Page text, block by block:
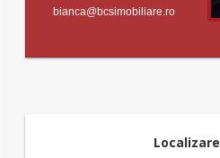
bianca@bcsimobiliare.ro
Localizare